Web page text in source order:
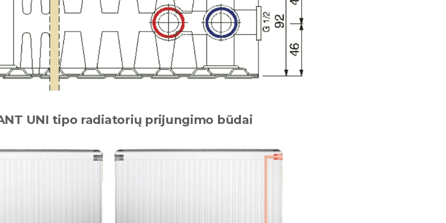
UNI tipo radiatorių prijungimo būdai